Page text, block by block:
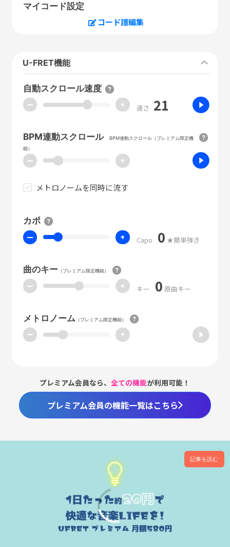
マイコード設定
コード譜編集
U-FRET機能
自動スクロール速度
ー + 速さ 21
BPM連動スクロール
BPM連動スクロール（プレミアム限定機
能）
ー +
メトロノームを同時に流す
カポ
ー + Capo 0 ★簡単弾き
曲のキー（プレミアム限定機能）
ー + キー 0 原曲キー
メトロノーム （プレミアム限定機能）
ー +
プレミアム会員なら、全ての機能が利用可能！
プレミアム会員の機能一覧はこちら
記事を読む